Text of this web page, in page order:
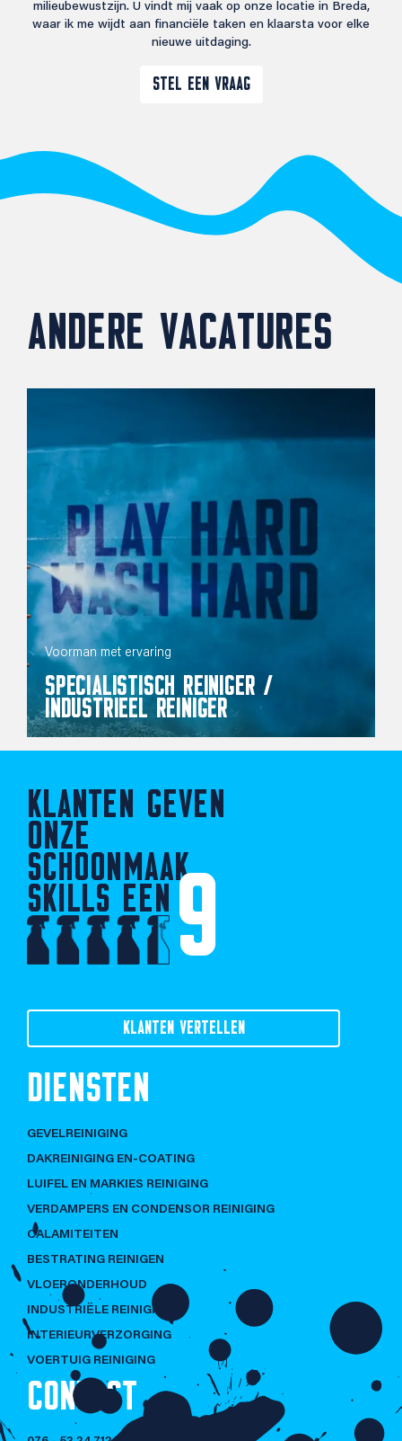
milieubewustzijn. U vindt mij vaak op onze locatie in Breda,
waar ik me wijdt aan financiële taken en klaarsta voor elke
nieuwe uitdaging.
STEL EEN VRAAG
ANDERE VACATURES
Voorman met ervaring
SPECIALISTISCH REINIGER /
INDUSTRIEEL REINIGER
KLANTEN GEVEN
ONZE
SCHOONMAAK
SKILLS EEN 9
KLANTEN VERTELLEN
DIENSTEN
GEVELREINIGING
DAKREINIGING EN-COATING
LUIFEL EN MARKIES REINIGING
VERDAMPERS EN CONDENSOR REINIGING
CALAMITEITEN
BESTRATING REINIGEN
VLOERONDERHOUD
INDUSTRIËLE REINIGING
INTERIEURVERZORGING
VOERTUIG REINIGING
CONTACT